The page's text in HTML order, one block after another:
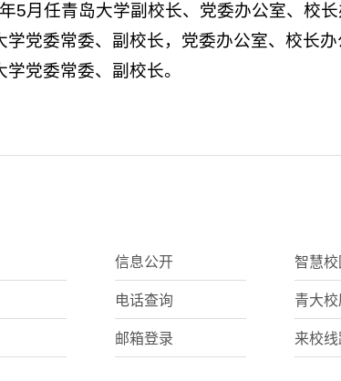
5月任青岛大学副校长、党委办公室、校长
党委常委、副校长，党委办公室、校长办
党委常委、副校长。
信息公开 智慧校
电话查询 青大校
邮箱登录 来校